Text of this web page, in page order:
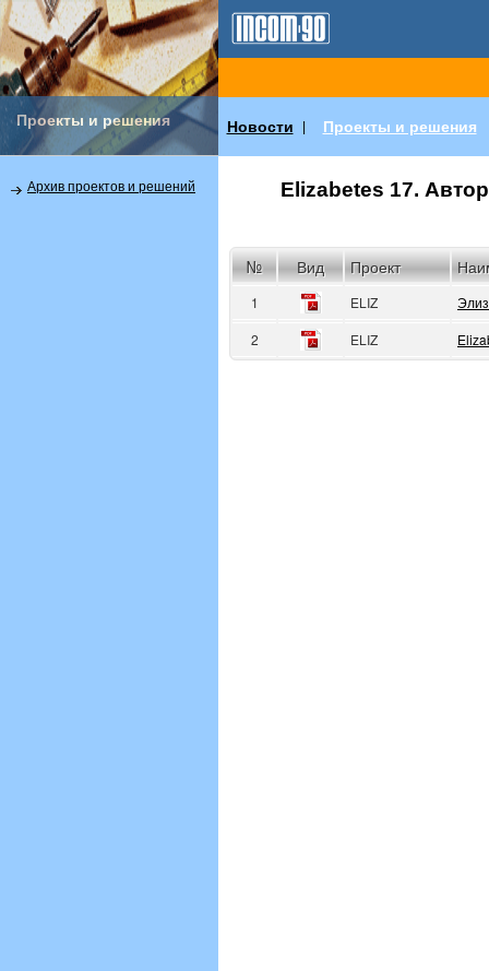
Проекты и решения Новости Проекты и решения
Архив проектов и решений Elizabetes 17.
№ Вид Проект
1 ELIZ
2
ELIZ